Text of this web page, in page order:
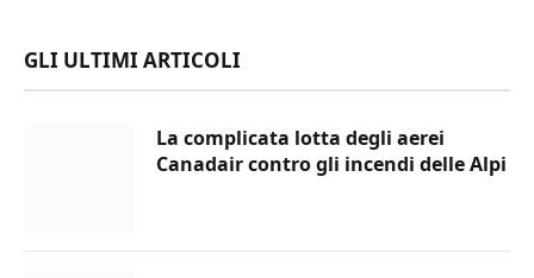
GLI ULTIMI ARTICOLI
La complicata lotta degli aerei
Canadair contro gli incendi delle Alpi